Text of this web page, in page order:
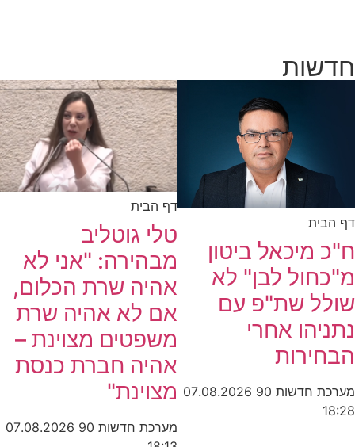
חדשות
דף הבית
ח"כ מיכאל ביטון
מ"כחול לבן" לא
שולל שת"פ עם
נתניהו אחרי
הבחירות
מערכת חדשות 90
07.08.2026
18:28
דף הבית
טלי גוטליב
מבהירה: "אני לא
אהיה שרת הכלום,
אם לא אהיה שרת
משפטים מצוינת –
אהיה חברת כנסת
מצוינת"
מערכת חדשות 90
07.08.2026